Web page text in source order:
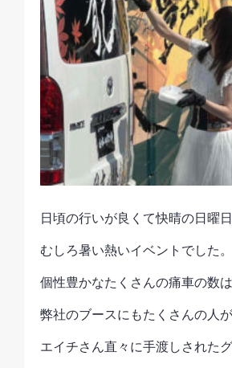
日頃の行いが良くて快晴の日曜日
むしろ暑い熱いイベントでした。
個性豊かなたくさんの痛車の数
弊社のブースにもたくさんの人
エイチさん直々に手渡しされたグ